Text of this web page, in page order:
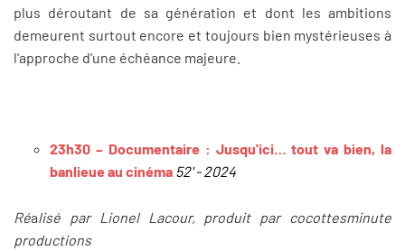
plus déroutant de sa génération et dont les ambitions
demeurent surtout encore et toujours bien mystérieuses à
l'approche d'une échéance majeure.
23h30 – Documentaire : Jusqu'ici… tout va bien, la
banlieue au cinéma 52' - 2024
Réalisé par Lionel Lacour, produit par cocottesminute
productions